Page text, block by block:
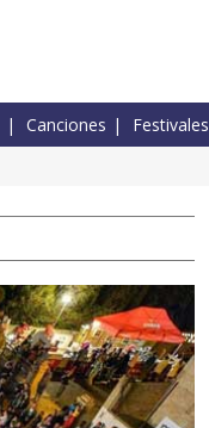
Canciones Festivales